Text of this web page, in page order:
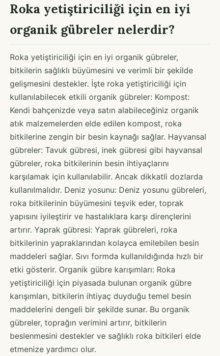
Roka yetiştiriciliği için en iyi
organik gübreler nelerdir?
Roka yetiştiriciliği için en iyi organik gübreler,
bitkilerin sağlıklı büyümesini ve verimli bir şekilde
gelişmesini destekler. İşte roka yetiştiriciliği için
kullanılabilecek etkili organik gübreler: Kompost:
Kendi bahçenizde veya satın alabileceğiniz organik
atık malzemelerden elde edilen kompost, roka
bitkilerine zengin bir besin kaynağı sağlar. Hayvansal
gübreler: Tavuk gübresi, inek gübresi gibi hayvansal
gübreler, roka bitkilerinin besin ihtiyaçlarını
karşılamak için kullanılabilir. Ancak dikkatli dozlarda
kullanılmalıdır. Deniz yosunu: Deniz yosunu gübreleri,
roka bitkilerinin büyümesini teşvik eder, toprak
yapısını iyileştirir ve hastalıklara karşı dirençlerini
artırır. Yaprak gübresi: Yaprak gübreleri, roka
bitkilerinin yapraklarından kolayca emilebilen besin
maddeleri sağlar. Sıvı formda kullanıldığında hızlı bir
etki gösterir. Organik gübre karışımları: Roka
yetiştiriciliği için piyasada bulunan organik gübre
karışımları, bitkilerin ihtiyaç duyduğu temel besin
maddelerini dengeli bir şekilde sunar. Bu organik
gübreler, toprağın verimini artırır, bitkilerin
beslenmesini destekler ve sağlıklı roka bitkileri elde
etmenize yardımcı olur.